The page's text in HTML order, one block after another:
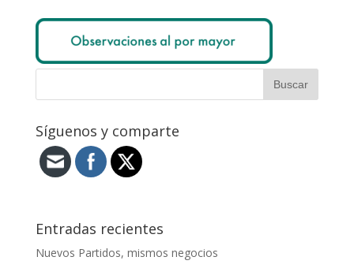
Síguenos y comparte
Entradas recientes
Nuevos Partidos, mismos negocios